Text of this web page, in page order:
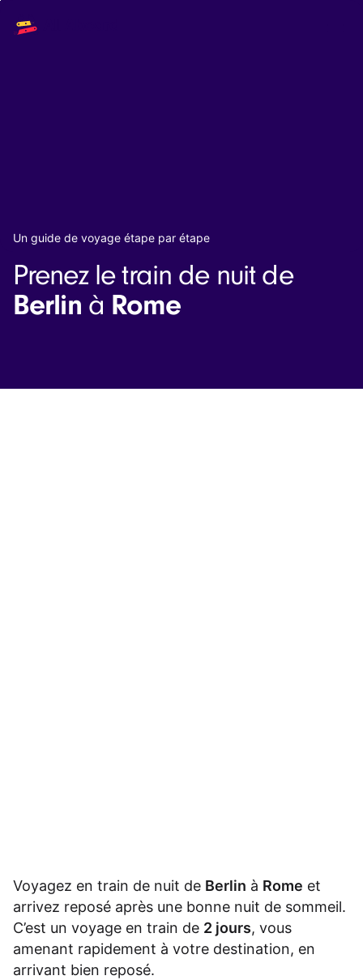
navigation
The API
Book a trip
Interrail passes
Eurail passes
Help & Support
Un guide de voyage étape par étape
Prenez le train de nuit de
Berlin à Rome
Voyagez en train de nuit de Berlin à Rome et
arrivez reposé après une bonne nuit de sommeil.
C’est un voyage en train de 2 jours, vous
amenant rapidement à votre destination, en
arrivant bien reposé.